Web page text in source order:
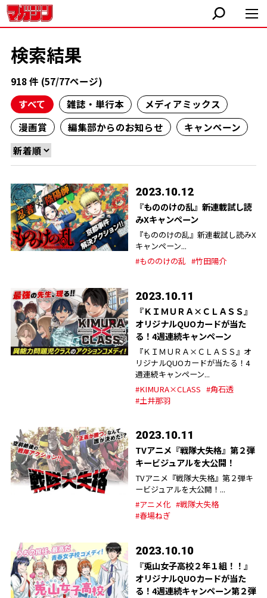
検索結果
918 件 (57/77ページ)
すべて
雑誌・単行本
メディアミックス
漫画賞
編集部からのお知らせ キャンペーン
2023.10.12
『もののけの乱』新連載試し読
みXキャンペーン
『もののけの乱』新連載試し読みX
キャンペーン...
#もののけの乱 #竹田陽介
2023.10.11
『ＫＩＭＵＲＡ×ＣＬＡＳＳ』
オリジナルQUOカードが当た
る！4週連続キャンペーン
『ＫＩＭＵＲＡ×ＣＬＡＳＳ』オ
リジナルQUOカードが当たる！4
週連続キャンペーン...
#KIMURA×CLASS #角石透
#土井那羽
2023.10.11
TVアニメ『戦隊大失格』第２弾
キービジュアルを大公開！
TVアニメ『戦隊大失格』第２弾キ
ービジュアルを大公開！...
#アニメ化 #戦隊大失格
#春場ねぎ
2023.10.10
『兎山女子高校２年１組！！』
オリジナルQUOカードが当た
る！4週連続キャンペーン第２弾